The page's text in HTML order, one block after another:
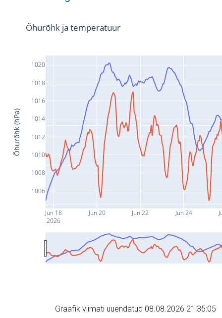
Jun 18
2026
Jun 20 Jun 22 Jun 24
1006
1008
1010
1012
1014
1016
1018
1020
Õhurõhk ja temperatuur
Õhurõhk (hPa)
Graafik viimati uuendatud 08.08.2026 21:35:05